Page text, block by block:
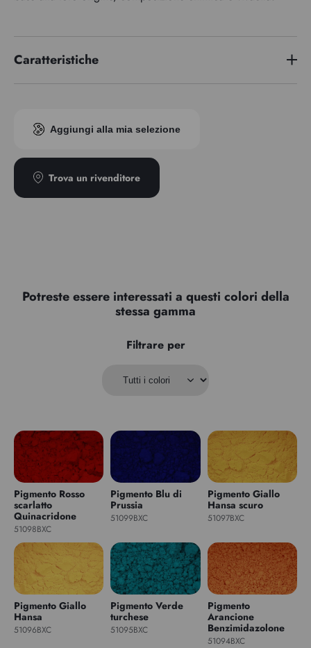
Caratteristiche
Aggiungi alla mia selezione
Trova un rivenditore
Potreste essere interessati a questi colori della
stessa gamma
Filtrare per
Pigmento Rosso
scarlatto
Quinacridone
51098BXC
Pigmento Blu di
Prussia
51099BXC
Pigmento Giallo
Hansa scuro
51097BXC
Pigmento Giallo
Hansa
51096BXC
Pigmento Verde
turchese
51095BXC
Pigmento
Arancione
Benzimidazolone
51094BXC